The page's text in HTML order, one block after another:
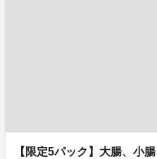
【限定5パック】大腸、小